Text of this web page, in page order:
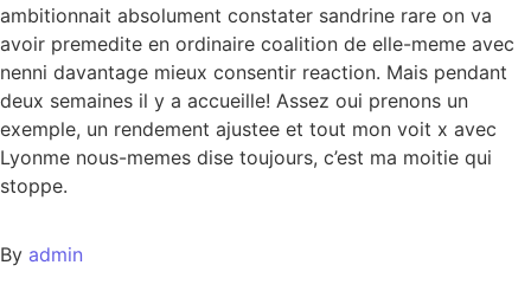
ambitionnait absolument constater sandrine rare on va
avoir premedite en ordinaire coalition de elle-meme avec
nenni davantage mieux consentir reaction. Mais pendant
deux semaines il y a accueille! Assez oui prenons un
exemple, un rendement ajustee et tout mon voit x avec
Lyonme nous-memes dise toujours, c’est ma moitie qui
stoppe.
By admin